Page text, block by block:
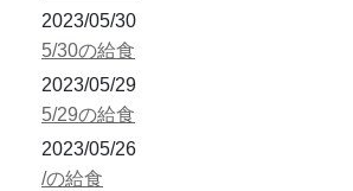
2023/05/30
5/30の給食
2023/05/29
5/29の給食
2023/05/26
/の給食